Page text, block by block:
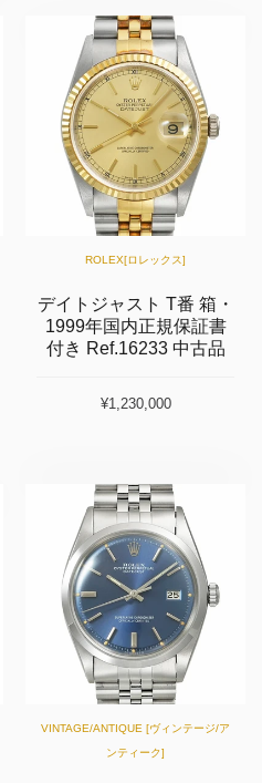
ROLEX[ロレックス]
デイトジャスト T番 箱・
1999年国内正規保証書
付き Ref.16233 中古品
¥1,230,000
VINTAGE/ANTIQUE [ヴィンテージ/ア
ンティーク]